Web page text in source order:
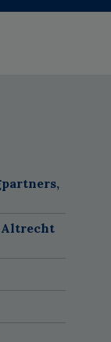
Altrecht